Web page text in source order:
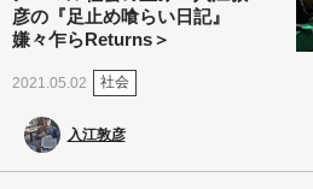
彦の『足止め喰らい日記』
嫌々乍らReturns＞
2021.05.02 社会
入江敦彦